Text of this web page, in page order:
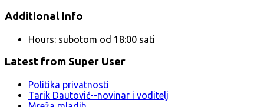
Additional Info
Hours: subotom od 18:00 sati
Latest from Super User
Politika privatnosti
Tarik Dautović--novinar i voditelj